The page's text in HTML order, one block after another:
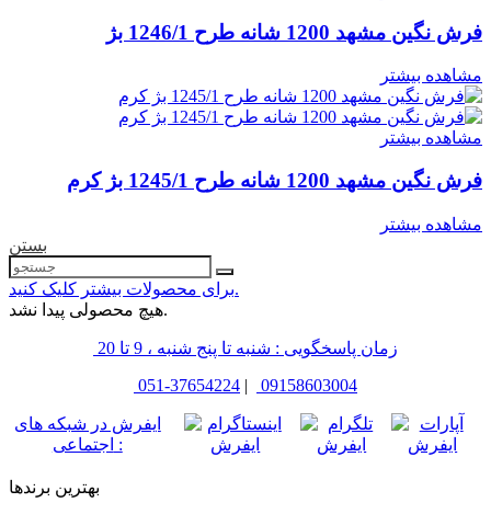
فرش نگین مشهد 1200 شانه طرح 1246/1 بژ
مشاهده بیشتر
مشاهده بیشتر
فرش نگین مشهد 1200 شانه طرح 1245/1 بژ کرم
مشاهده بیشتر
بستن
برای محصولات بیشتر کلیک کنید.
هیچ محصولی پیدا نشد.
زمان پاسخگویی : شنبه تا پنج شنبه ، 9 تا 20
051-37654224 | 09158603004
ایفرش در شبکه های
اجتماعی :
بهترین برندها